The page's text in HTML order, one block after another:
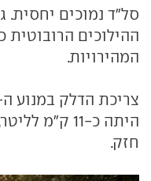
סל"ד נמוכים יחסית.
ההילוכים
המהירויות.
היתה כ-11
חזק.